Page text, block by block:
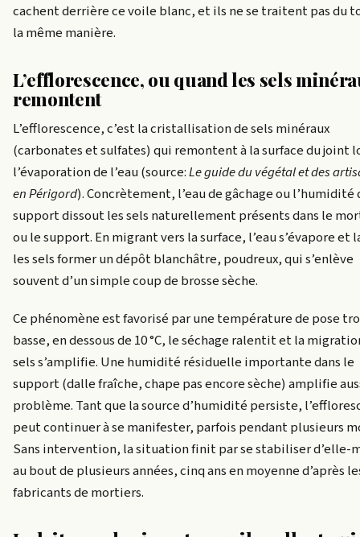
cachent derrière ce voile blanc, et ils ne se traitent pas du
la même manière.
L’efflorescence, ou quand les sels
remontent
L’efflorescence, c’est la cristallisation de sels minéraux
(carbonates et sulfates) qui remontent à la surface du joint
l’évaporation de l’eau (source:Le guide du végétal et des
en Périgord). Concrètement, l’eau de gâchage ou l’humidité
support dissout les sels naturellement présents dans le
ou le support. En migrant vers la surface, l’eau s’évapore et
les sels former un dépôt blanchâtre, poudreux, qui s’enlève
souvent d’un simple coup de brosse sèche.
Ce phénomène est favorisé par une température de pose
basse, en dessous de 10 °C, le séchage ralentit et la
sels s’amplifie. Une humidité résiduelle importante dans le
support (dalle fraîche, chape pas encore sèche) amplifie
problème. Tant que la source d’humidité persiste,
peut continuer à se manifester, parfois pendant plusieurs
Sans intervention, la situation finit par se stabiliser d’elle-
au bout de plusieurs années, cinq ans en moyenne d’après
fabricants de mortiers.